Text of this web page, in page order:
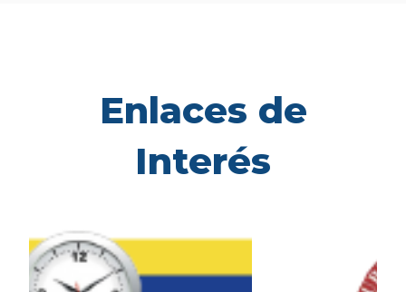
Enlaces de
Interés